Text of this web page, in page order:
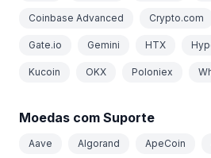
Coinbase Advanced Crypto.com
Gate.io Gemini HTX
Kucoin OKX Poloniex
Moedas com Suporte
Aave Algorand ApeCoin